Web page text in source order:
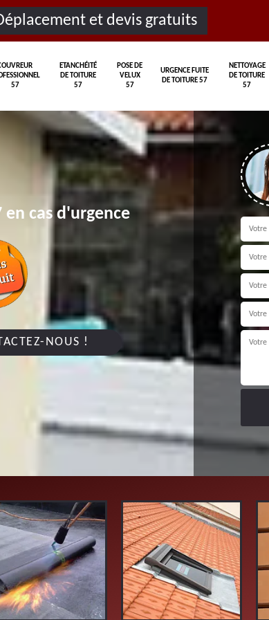
et devis gratuits
57
ETANCHÉITÉ
DE TOITURE
57
POSE DE
VELUX
57
URGENCE FUITE
DE TOITURE 57
NETTOYAGE
DE TOITURE
57
cas d'urgence
NOUS !